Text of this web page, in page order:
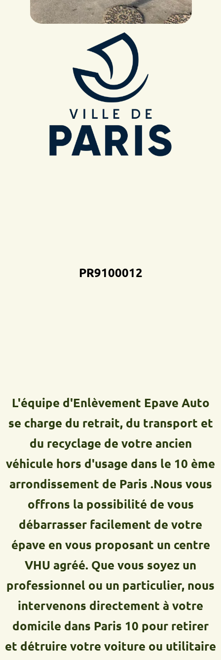
PR9100012D
L'équipe d'Enlèvement Epave Auto
se charge du retrait, du transport et
du recyclage de votre ancien
véhicule hors d'usage dans le 10 ème
arrondissement de Paris .Nous vous
offrons la possibilité de vous
débarrasser facilement de votre
épave en vous proposant un centre
VHU agréé. Que vous soyez un
professionnel ou un particulier, nous
intervenons directement à votre
domicile dans Paris 10 pour retirer
et détruire votre voiture ou utilitaire